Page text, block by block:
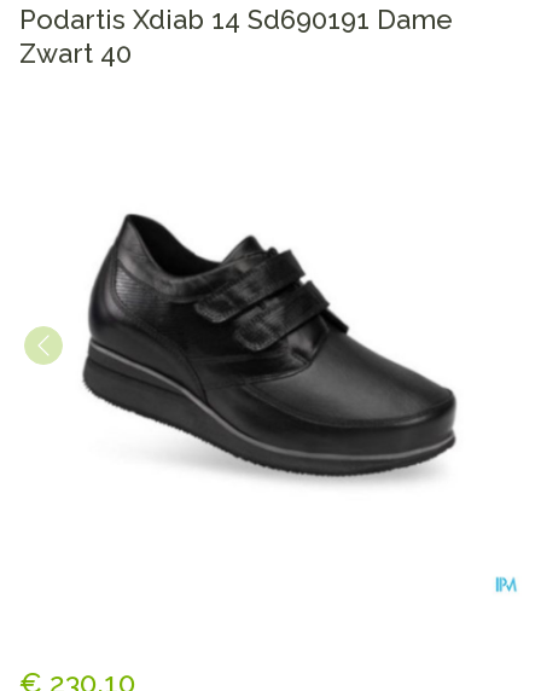
Podartis Xdiab 14 Sd690191 Dame
Zwart 40
€ 230,10